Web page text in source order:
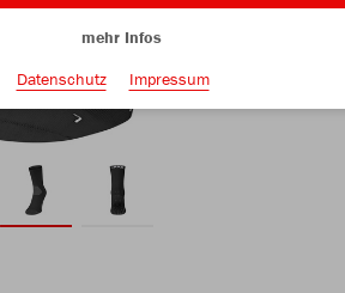
mehr Infos
Datenschutz
Impressum